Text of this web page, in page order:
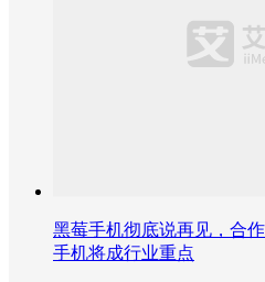
黑莓手机彻底说再见，合
手机将成行业重点